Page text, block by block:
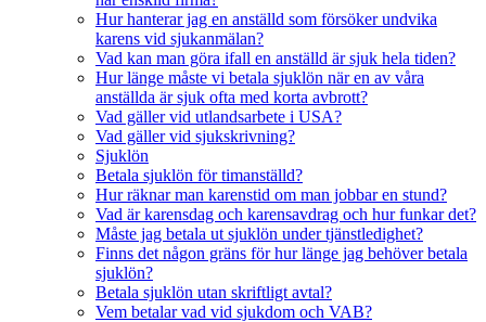
Hur hanterar jag en anställd som försöker undvika
karens vid sjukanmälan?
Vad kan man göra ifall en anställd är sjuk hela tiden?
Hur länge måste vi betala sjuklön när en av våra
anställda är sjuk ofta med korta avbrott?
Vad gäller vid utlandsarbete i USA?
Vad gäller vid sjukskrivning?
Sjuklön
Betala sjuklön för timanställd?
Hur räknar man karenstid om man jobbar en stund?
Vad är karensdag och karensavdrag och hur funkar det?
Måste jag betala ut sjuklön under tjänstledighet?
Finns det någon gräns för hur länge jag behöver betala
sjuklön?
Betala sjuklön utan skriftligt avtal?
Vem betalar vad vid sjukdom och VAB?